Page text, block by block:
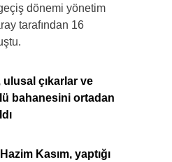
dönemi yönetim
tarafından 16
ulusal çıkarlar ve
bahanesini ortadan
Kasım, yaptığı